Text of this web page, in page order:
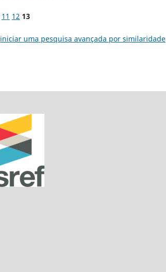
11 12 13
iniciar uma pesquisa avançada por similaridade